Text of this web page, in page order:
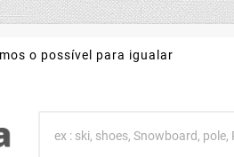
o possível para igualar